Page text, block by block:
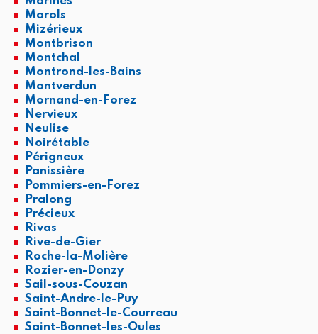
Marols
Mizérieux
Montbrison
Montchal
Montrond-les-Bains
Montverdun
Mornand-en-Forez
Nervieux
Neulise
Noirétable
Périgneux
Panissière
Pommiers-en-Forez
Pralong
Précieux
Rivas
Rive-de-Gier
Roche-la-Molière
Rozier-en-Donzy
Sail-sous-Couzan
Saint-Andre-le-Puy
Saint-Bonnet-le-Courreau
Saint-Bonnet-les-Oules